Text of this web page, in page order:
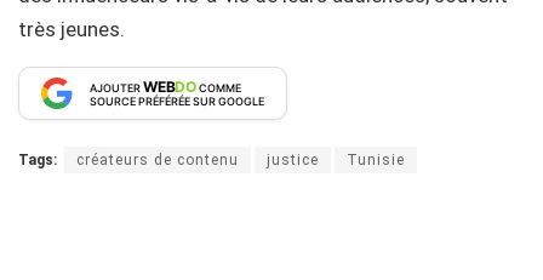
très jeunes.
AJOUTERWEBDOCOMME
SOURCE PRÉFÉRÉE SUR GOOGLE
Tags: créateurs de contenu justice Tunisie